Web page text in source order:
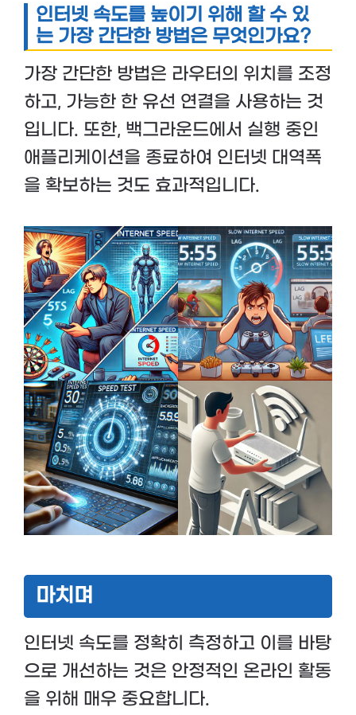
인터넷 속도를 높이기 위해 할 수 있
는 가장 간단한 방법은 무엇인가요?
가장 간단한 방법은 라우터의 위치를 조정
하고, 가능한 한 유선 연결을 사용하는 것
입니다. 또한, 백그라운드에서 실행 중인
애플리케이션을 종료하여 인터넷 대역폭
을 확보하는 것도 효과적입니다.
마치며
인터넷 속도를 정확히 측정하고 이를 바탕
으로 개선하는 것은 안정적인 온라인 활동
을 위해 매우 중요합니다.